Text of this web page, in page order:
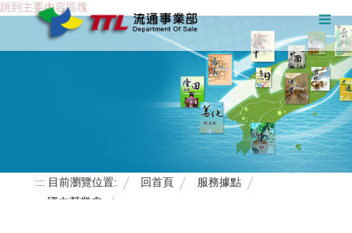
跳到主要內容區塊
::: 目前瀏覽位置: 回首頁
服務據點
國內營業處